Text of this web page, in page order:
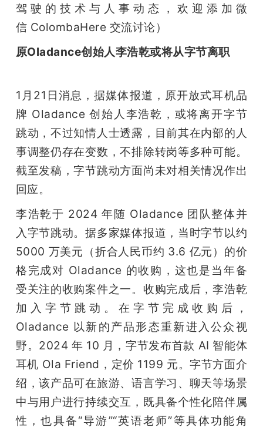
驾驶的技术与人事动态，欢迎添加微
信 ColombaHere 交流讨论）
原Oladance创始人李浩乾或将从字节离职
1月21日消息，据媒体报道，原开放式耳机品
牌 Oladance 创始人李浩乾，或将离开字节
跳动，不过知情人士透露，目前其在内部的人
事调整仍存在变数，不排除转岗等多种可能。
截至发稿，字节跳动方面尚未对相关情况作出
回应。
李浩乾于 2024 年随 Oladance 团队整体并
入字节跳动。据多家媒体报道，当时字节以约
5000 万美元（折合人民币约 3.6 亿元）的价
格完成对 Oladance 的收购，这也是当年备
受关注的收购案件之一。收购完成后，李浩乾
加入字节跳动。在字节完成收购后，
Oladance 以新的产品形态重新进入公众视
野。2024 年 10 月，字节发布首款 AI 智能体
耳机 Ola Friend，定价 1199 元。字节方面介
绍，该产品可在旅游、语言学习、聊天等场景
中与用户进行持续交互，既具备个性化陪伴属
性，也具备“导游”“英语老师”等具体功能角